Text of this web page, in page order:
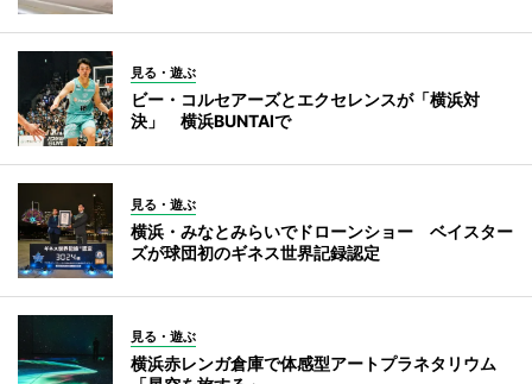
見る・遊ぶ
ビー・コルセアーズとエクセレンスが「横浜対
決」 横浜BUNTAIで
見る・遊ぶ
横浜・みなとみらいでドローンショー ベイスター
ズが球団初のギネス世界記録認定
見る・遊ぶ
横浜赤レンガ倉庫で体感型アートプラネタリウム